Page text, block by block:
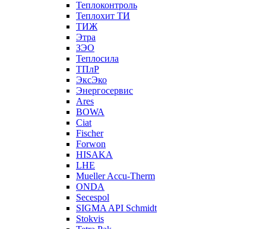
Теплоконтроль
Теплохит ТИ
ТИЖ
Этра
ЗЭО
Теплосила
ТПлР
ЭксЭко
Энергосервис
Ares
BOWA
Ciat
Fischer
Forwon
HISAKA
LHE
Mueller Accu-Therm
ONDA
Secespol
SIGMA API Schmidt
Stokvis